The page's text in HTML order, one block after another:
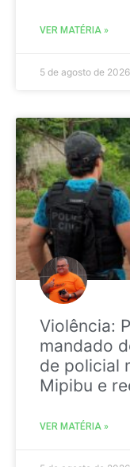
VER MATÉRIA »
5 de agosto de 2026
Violência:
mandado
de policial
Mipibu e
VER MATÉRIA »